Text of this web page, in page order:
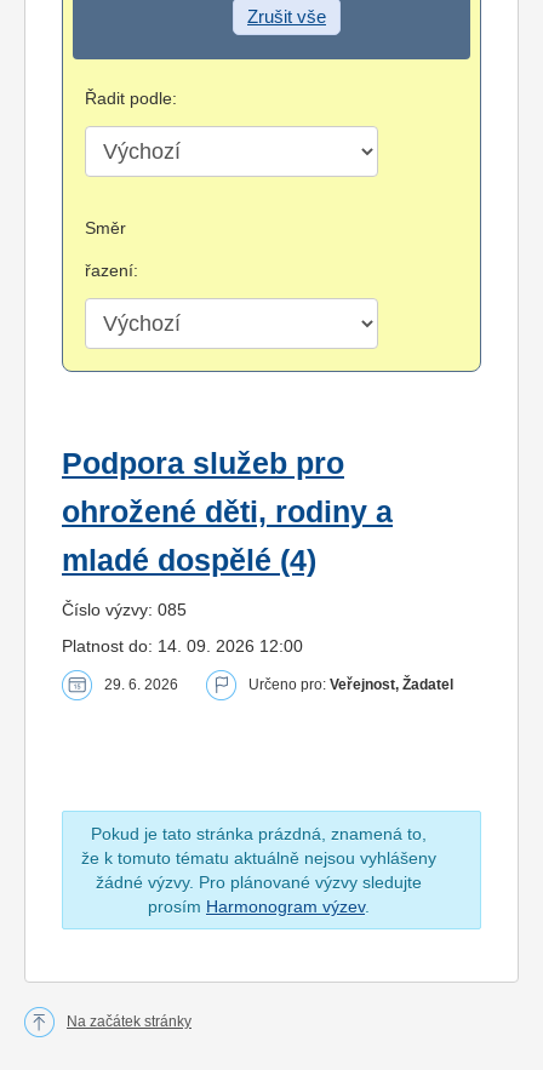
Zrušit vše
Řadit podle:
Směr
řazení:
Podpora služeb pro
ohrožené děti, rodiny a
mladé dospělé (4)
Číslo výzvy: 085
Platnost do: 14. 09. 2026 12:00
29. 6. 2026 Určeno pro: Veřejnost, Žadatel
Pokud je tato stránka prázdná, znamená to,
že k tomuto tématu aktuálně nejsou vyhlášeny
žádné výzvy. Pro plánované výzvy sledujte
prosím Harmonogram výzev.
Na začátek stránky